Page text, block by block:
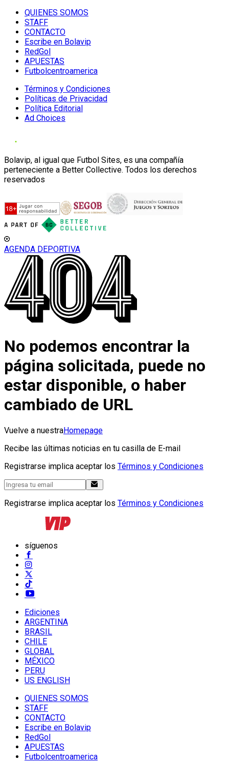
QUIENES SOMOS
STAFF
CONTACTO
Escribe en Bolavip
RedGol
APUESTAS
Futbolcentroamerica
Términos y Condiciones
Políticas de Privacidad
Política Editorial
Ad Choices
Bolavip, al igual que Futbol Sites, es una compañía
perteneciente a Better Collective. Todos los derechos
reservados
AGENDA DEPORTIVA
No podemos encontrar la
página solicitada, puede no
estar disponible, o haber
cambiado de URL
Vuelve a nuestraHomepage
Recibe las últimas noticias en tu casilla de E-mail
Registrarse implica aceptar los Términos y Condiciones
Registrarse implica aceptar los Términos y Condiciones
síguenos
Ediciones
ARGENTINA
BRASIL
CHILE
GLOBAL
MÉXICO
PERU
US ENGLISH
QUIENES SOMOS
STAFF
CONTACTO
Escribe en Bolavip
RedGol
APUESTAS
Futbolcentroamerica